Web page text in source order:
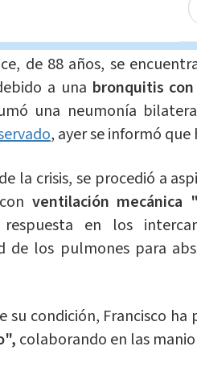
de 88 años, se
a una bronquitis
una neumonía
, ayer se informó
la crisis, se procedió a
ventilación mecánica
en los
de los pulmones para
su condición, Francisco ha
colaborando en las